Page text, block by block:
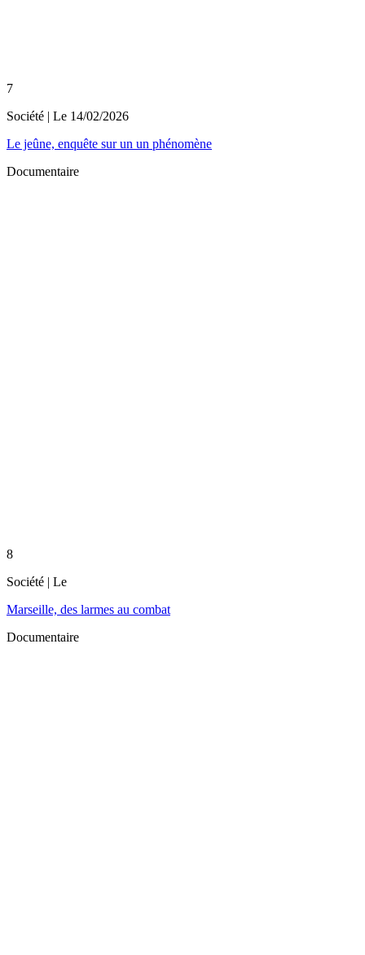
7
Société | Le 14/02/2026
Le jeûne, enquête sur un un phénomène
Documentaire
8
Société | Le
Marseille, des larmes au combat
Documentaire